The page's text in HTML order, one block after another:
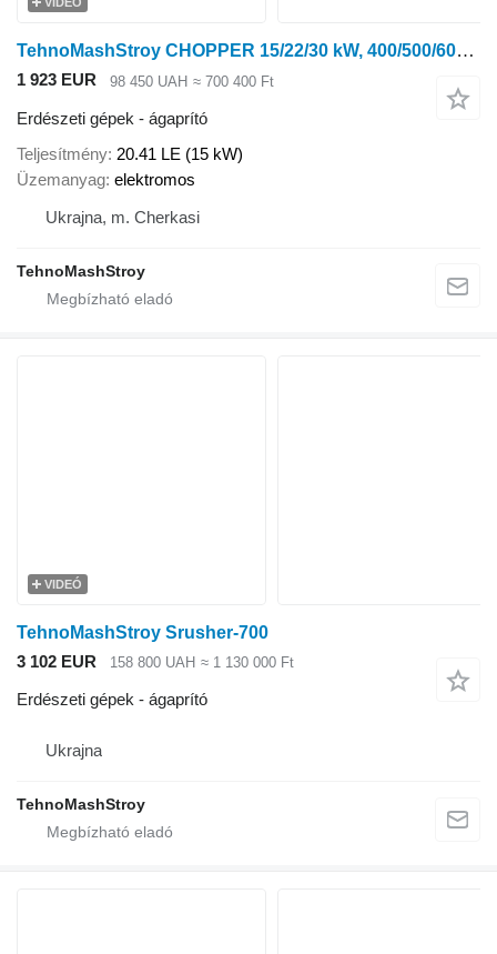
VIDEÓ
TehnoMashStroy CHOPPER 15/22/30 kW, 400/500/600 kg/h
1 923 EUR 98 450 UAH ≈ 700 400 Ft
Erdészeti gépek - ágaprító
Teljesítmény 20.41 LE (15 kW)
Üzemanyag elektromos
Ukrajna, m. Cherkasi
TehnoMashStroy
VIDEÓ
TehnoMashStroy Srusher-700
3 102 EUR
158 800 UAH ≈ 1 130 000 Ft
Erdészeti gépek - ágaprító
Ukrajna
TehnoMashStroy